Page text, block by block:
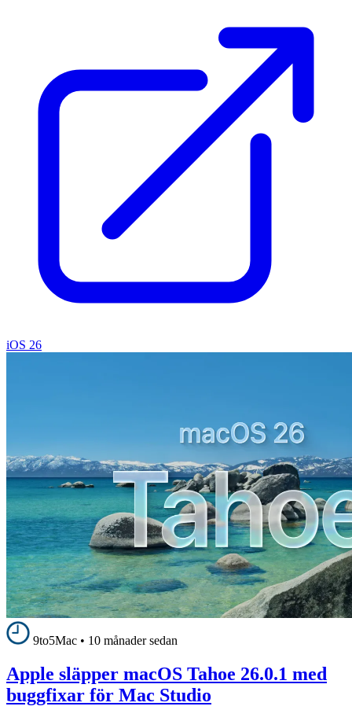
iOS 26
9to5Mac • 10 månader sedan
Apple släpper macOS Tahoe 26.0.1 med
buggfixar för Mac Studio